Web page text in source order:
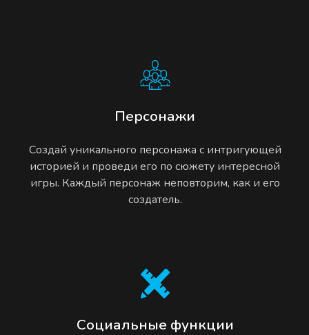
Персонажи
Создай уникального персонажа с интригующей
историей и проведи его по сюжету интересной
игры. Каждый персонаж неповторим, как и его
создатель.
Социальные функции